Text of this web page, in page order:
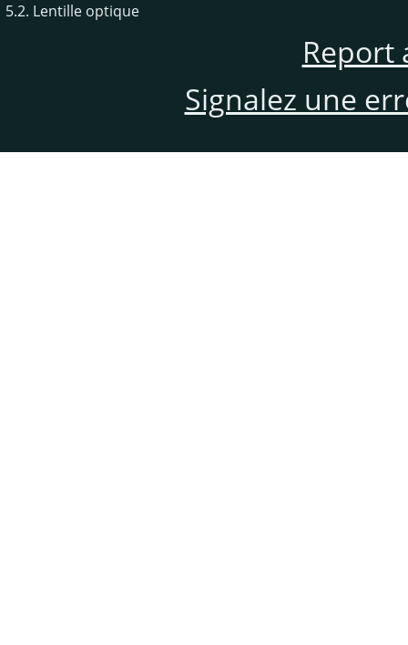
5.2. Lentille optique
Report
Signalez une